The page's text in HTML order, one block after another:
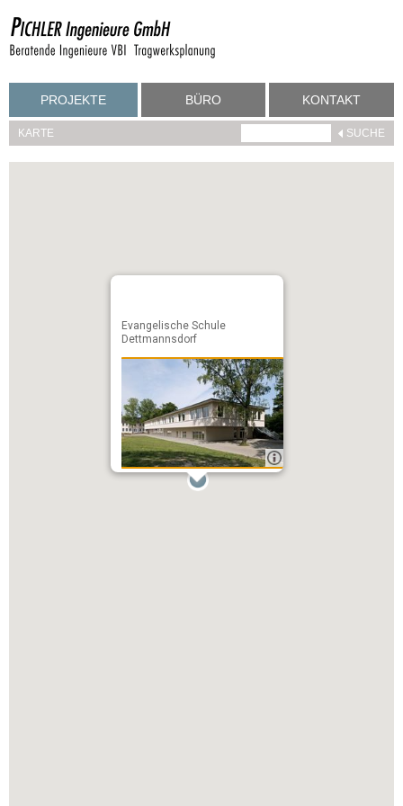
PROJEKTE BÜRO KONTAKT
KARTE
Evangelische Schule
Dettmannsdorf